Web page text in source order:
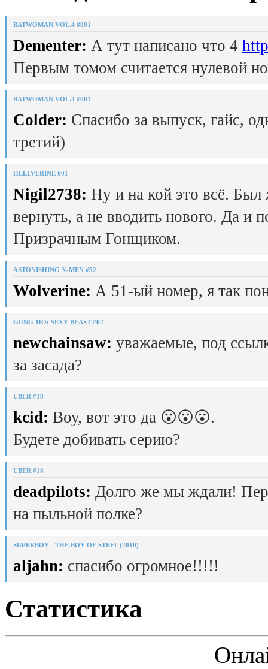
BATWOMAN VOL.4 #001
Dementer: А тут написано что 4
Первым томом считается нулевой
BATWOMAN VOL.4 #001
Colder: Спасибо за выпуск, гайс,
третий)
HELLVERINE #01
Nigil2738: Ну и на кой это всё.
вернуть, а не вводить нового. Да и
Призрачным Гонщиком.
ASTONISHING X-MEN #52
Wolverine: А 51-ый номер, я так
GUNG-HO: SEXY BEAST #02
newchainsaw: уважаемые, под
за засада?
UBER #18
kcid: Воу, вот это да 😮😮😮.
Будете добивать серию?
UBER #18
deadpilots: Долго же мы ждали!
на пыльной полке?
SUPERBOY - THE BOY OF STEEL (2010)
aljahn: спасибо огромное!!!!!
Статистика